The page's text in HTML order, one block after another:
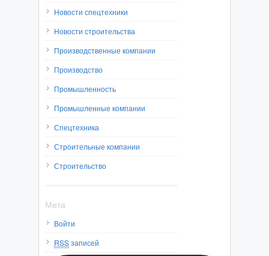
Новости спецтехники
Новости строительства
Производственные компании
Производство
Промышленность
Промышленные компании
Спецтехника
Строительные компании
Строительство
Мета
Войти
RSSзаписей